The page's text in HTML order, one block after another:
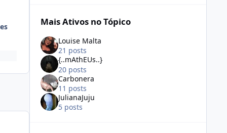
Mais Ativos no Tópico
Louise Malta
21 posts
{..mAthEUs..}
20 posts
Carbonera
11 posts
JulianaJuju
5 posts